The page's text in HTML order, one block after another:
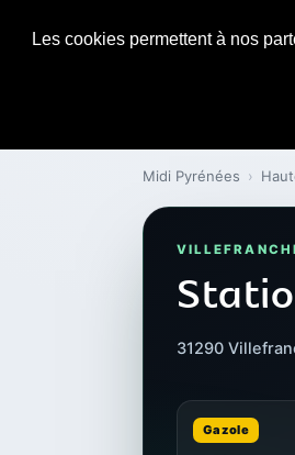
Les cookies permettent à nos
Midi Pyrénées ›
31290
Gazole